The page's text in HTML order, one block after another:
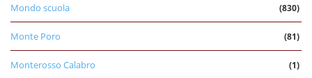
Mondo scuola (830)
Monte Poro (81)
Monterosso Calabro (1)